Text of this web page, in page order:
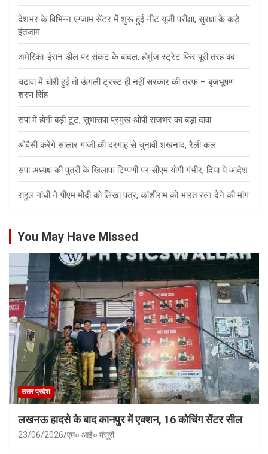
देशभर के विभिन्न एग्जाम सेंटर में शुरू हुई नीट यूजी परीक्षा, सुरक्षा के कड़े
इंतजाम
अमेरिका-ईरान डील पर संकट के बादल, होर्मुज स्ट्रेट फिर पूरी तरह बंद
चढ़ावा में चोरी हुई तो ऊंगली ट्रस्ट ही नहीं सरकार की तरफ – बृजभूषण
शरण सिंह
सपा में होगी बड़ी टूट, सुभासपा प्रमुख ओपी राजभर का बड़ा दावा
ओवैसी करेंगे सालार गाजी की दरगाह से चुनावी शंखनाद, रैली कल
सपा अध्यक्ष की पुत्री के खिलाफ टिप्पणी पर सीएम योगी गंभीर, दिया ये आदेश
राहुल गांधी ने पीएम मोदी को लिखा पत्र, कांशीराम को भारत रत्न देने की मांग
You May Have Missed
उत्तर प्रदेश
लखनऊ हादसे के बाद कानपुर में एक्शन, 16 कोचिंग सेंटर सील
23/06/2026 एम० आई० मंसूरी